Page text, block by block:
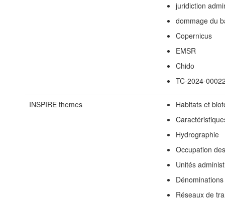
juridiction
dommage du
Copernicus
EMSR
Chido
TC-2024-
INSPIRE themes
Habitats et
Hydrographie
Occupation
Unités
Réseaux de